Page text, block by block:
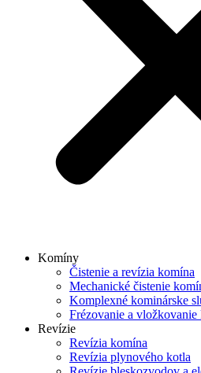
Komíny
Čistenie a revízia komína
Mechanické čistenie
Komplexné kominárske
Frézovanie a
Revízie
Revízia komína
Revízia plynového kotla